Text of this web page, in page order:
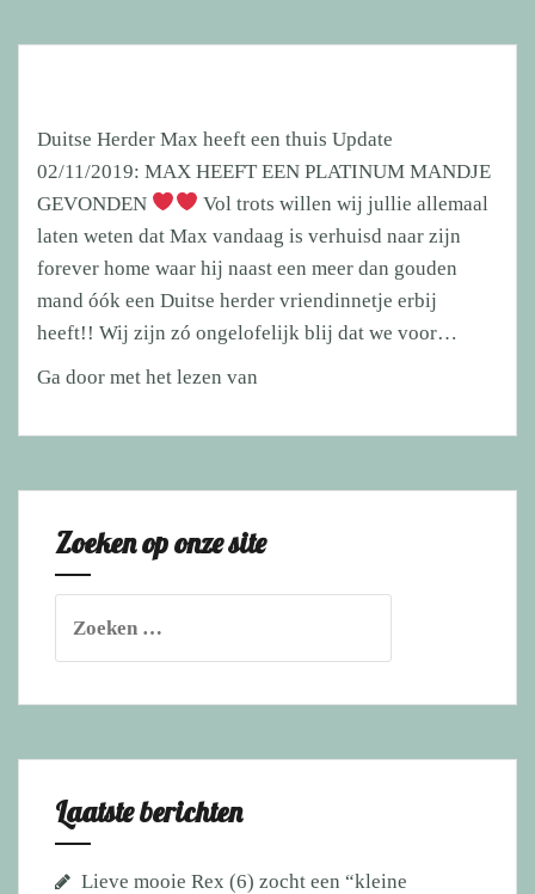
Duitse Herder Max heeft een thuis Update
02/11/2019: MAX HEEFT EEN PLATINUM MANDJE
GEVONDEN
Vol trots willen wij jullie allemaal
laten weten dat Max vandaag is verhuisd naar zijn
forever home waar hij naast een meer dan gouden
mand óók een Duitse herder vriendinnetje erbij
heeft!! Wij zijn zó ongelofelijk blij dat we voor…
Ga door met het lezen van
Max
thuis
Zoeken op onze site
naar:
Laatste berichten
Lieve mooie Rex (6) zocht een “kleine